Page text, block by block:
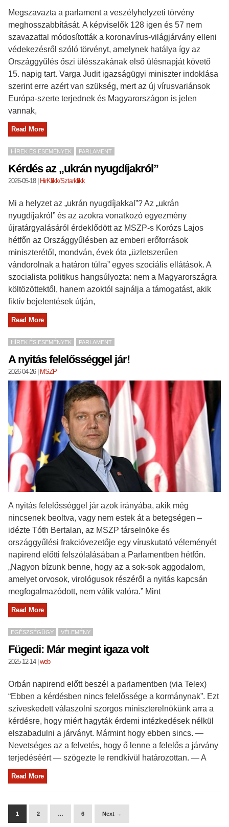
Megszavazta a parlament a veszélyhelyzeti törvény
meghosszabbítását. A képviselők 128 igen és 57 nem
szavazattal módosították a koronavírus-világjárvány elleni
védekezésről szóló törvényt, amelynek hatálya így az
Országgyűlés őszi ülésszakának első ülésnapját követő
15. napig tart. Varga Judit igazságügyi miniszter indoklása
szerint erre azért van szükség, mert az új vírusvariánsok
Európa-szerte terjednek és Magyarországon is jelen
vannak,
Read More
HÍREK ÉS ESEMÉNYEK PARLAMENT
Kérdés az „ukrán nyugdíjakról”
2026-05-18| HirKlikk/Sztarklikk
Mi a helyzet az „ukrán nyugdíjakkal”? Az „ukrán
nyugdíjakról” és az azokra vonatkozó egyezmény
újratárgyalásáról érdeklődött az MSZP-s Korózs Lajos
hétfőn az Országgyűlésben az emberi erőforrások
miniszterétől, mondván, évek óta „üzletszerűen
vándorolnak a határon túlra” egyes szociális ellátások. A
szocialista politikus hangsúlyozta: nem a Magyarországra
költözöttektől, hanem azoktól sajnálja a támogatást, akik
fiktív bejelentések útján,
Read More
HÍREK ÉS ESEMÉNYEK PARLAMENT
A nyitás felelősséggel jár!
2026-04-26| MSZP
A nyitás felelősséggel jár azok irányába, akik még
nincsenek beoltva, vagy nem estek át a betegségen –
idézte Tóth Bertalan, az MSZP társelnöke és
országgyűlési frakcióvezetője egy víruskutató véleményét
napirend előtti felszólalásában a Parlamentben hétfőn.
„Nagyon bízunk benne, hogy az a sok-sok aggodalom,
amelyet orvosok, virológusok részéről a nyitás kapcsán
megfogalmazódott, nem válik valóra.” Mint
Read More
EGÉSZSÉGÜGY VÉLEMÉNY
Fügedi: Már megint igaza volt
2025-12-14| web
Orbán napirend előtt beszél a parlamentben (via Telex)
“Ebben a kérdésben nincs felelőssége a kormánynak”. Ezt
szíveskedett válaszolni szorgos miniszterelnökünk arra a
kérdésre, hogy miért hagyták érdemi intézkedések nélkül
elszabadulni a járványt. Mármint hogy ebben sincs. —
Nevetséges az a felvetés, hogy ő lenne a felelős a járvány
terjedéséért — szögezte le rendkívül határozottan. — A
Read More
1 2 … 6 Next →